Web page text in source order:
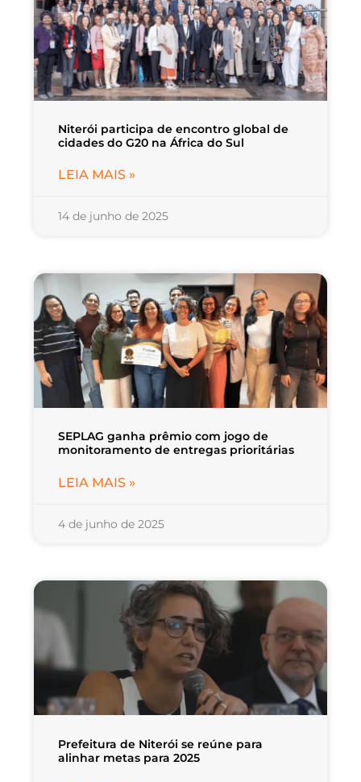
Niterói participa de encontro global de
cidades do G20 na África do Sul
LEIA MAIS »
14 de junho de 2025
SEPLAG ganha prêmio com jogo de
monitoramento de entregas prioritárias
LEIA MAIS »
4 de junho de 2025
Prefeitura de Niterói se reúne para
alinhar metas para 2025